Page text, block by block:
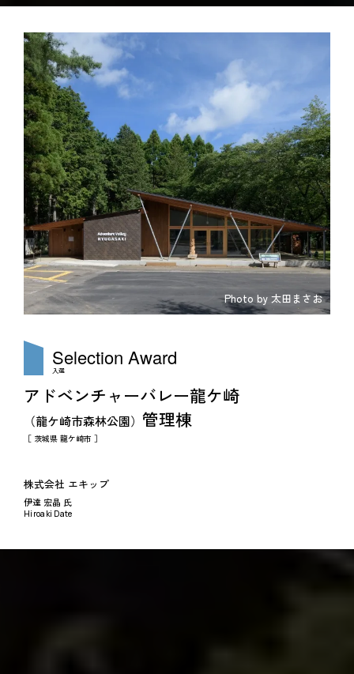
Photo by 太田まさお
Selection Award
入選
アドベンチャーバレー龍ケ崎
（龍ケ崎市森林公園） 管理棟
［ 茨城県 龍ケ崎市 ］
株式会社 エキップ
伊達 宏晶 氏
Hiroaki Date